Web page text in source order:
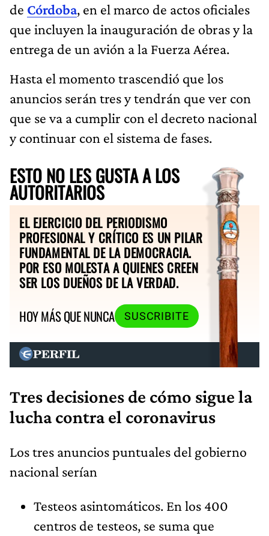
de Córdoba, en el marco de actos oficiales
que incluyen la inauguración de obras y la
entrega de un avión a la Fuerza Aérea.
Hasta el momento trascendió que los
anuncios serán tres y tendrán que ver con
que se va a cumplir con el decreto nacional
y continuar con el sistema de fases.
ESTO NO LES GUSTA A LOS
AUTORITARIOS
EL EJERCICIO DEL PERIODISMO
PROFESIONAL Y CRÍTICO ES UN PILAR
FUNDAMENTAL DE LA DEMOCRACIA.
POR ESO MOLESTA A QUIENES CREEN
SER LOS DUEÑOS DE LA VERDAD.
HOY MÁS QUE NUNCA
SUSCRIBITE
Tres decisiones de cómo sigue la
lucha contra el coronavirus
Los tres anuncios puntuales del gobierno
nacional serían
Testeos asintomáticos. En los 400
centros de testeos, se suma que